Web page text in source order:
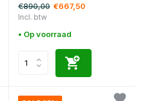
€890,00 €667,50
Incl. btw
• Op voorraad